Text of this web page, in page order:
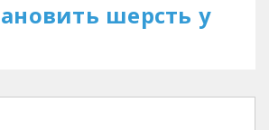
шерсть у